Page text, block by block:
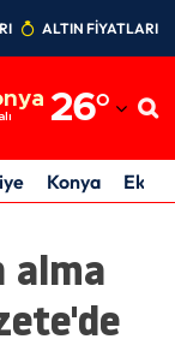
ALTIN FİYATLARI
26°
Afyonkarahisar
Konya
alma